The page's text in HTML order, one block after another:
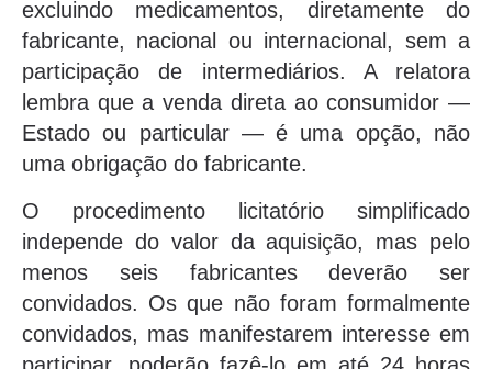
excluindo medicamentos, diretamente do
fabricante, nacional ou internacional, sem a
participação de intermediários. A relatora
lembra que a venda direta ao consumidor —
Estado ou particular — é uma opção, não
uma obrigação do fabricante.
O procedimento licitatório simplificado
independe do valor da aquisição, mas pelo
menos seis fabricantes deverão ser
convidados. Os que não foram formalmente
convidados, mas manifestarem interesse em
participar, poderão fazê-lo em até 24 horas